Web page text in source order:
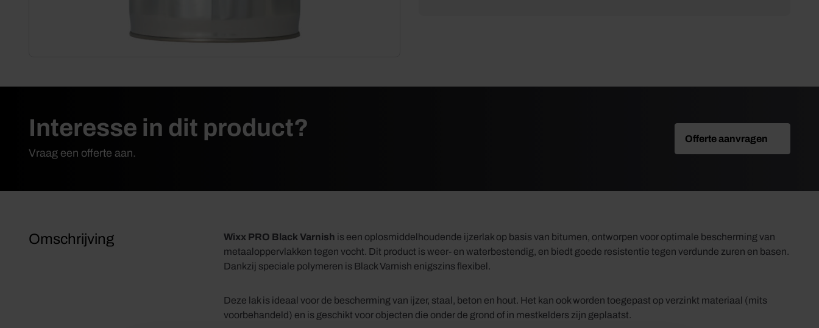
Interesse in dit product?
Vraag een offerte aan.
Offerte aanvragen
Omschrijving Wixx PRO Black Varnish is een oplosmiddelhoudende ijzerlak op basis van bitumen, ontworpen voor optimale bescherming van
metaaloppervlakken tegen vocht. Dit product is weer- en waterbestendig, en biedt goede resistentie tegen verdunde zuren en basen.
Dankzij speciale polymeren is Black Varnish enigszins flexibel.
Deze lak is ideaal voor de bescherming van ijzer, staal, beton en hout. Het kan ook worden toegepast op verzinkt materiaal (mits
voorbehandeld) en is geschikt voor objecten die onder de grond of in mestkelders zijn geplaatst.